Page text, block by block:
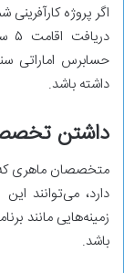
اگر پروژه
داشته باشد.
داشتن
متخصصان ماهری که
دارد، می‌توانند
زمینه‌هایی مانند
باشد.